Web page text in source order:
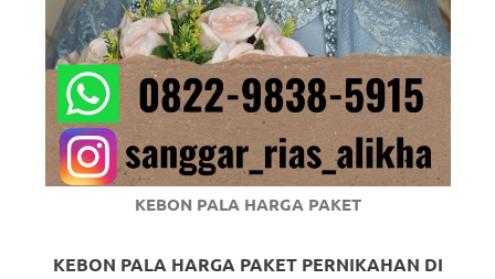
these
guys
https://
KEBON PALA HARGA PAKET
KEBON PALA HARGA PAKET PERNIKAHAN DI